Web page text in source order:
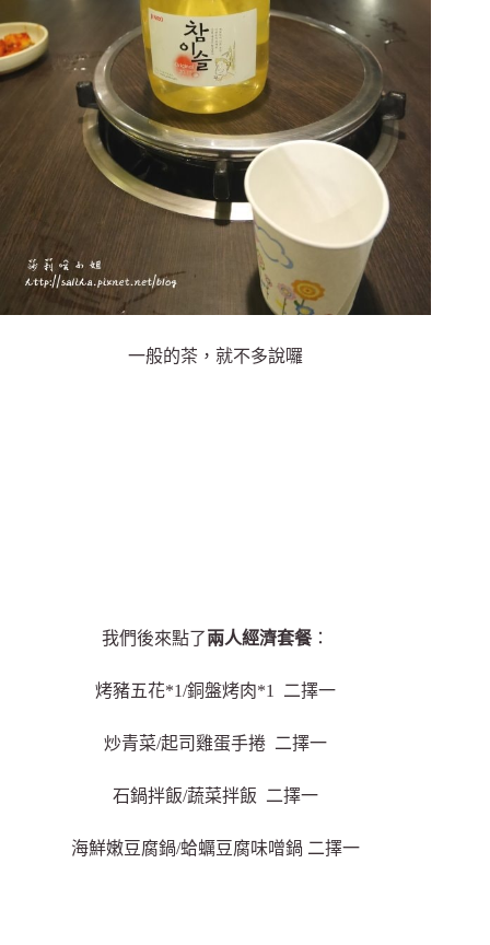
一般的茶，就不多說囉
我們後來點了兩人經濟套餐：
烤豬五花*1/銅盤烤肉*1 二擇一
炒青菜/起司雞蛋手捲 二擇一
石鍋拌飯/蔬菜拌飯 二擇一
海鮮嫩豆腐鍋/蛤蠣豆腐味噌鍋 二擇一